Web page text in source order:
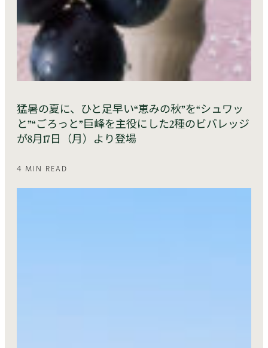
猛暑の夏に、ひと足早い“恵みの秋”を“シュワッ
と”“ごろっと”巨峰を主役にした2種のビバレッジ
が8月17日（月）より登場
4 MIN READ